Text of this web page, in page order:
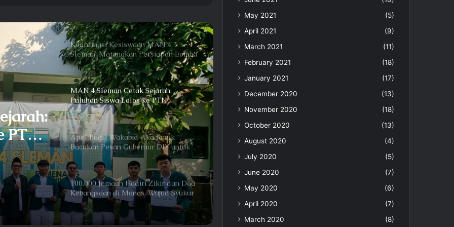
PTN
Koordinasi Kesiswaan MAN 4
Sleman: Matangkan Persiapan Lomba
hingga HUT ke-81 RI
MAN 4 Sleman Cetak Sejarah:
Puluhan Siswa Lolos ke PTN
Ternama
Apel Pagi : Wakabid Akademik
Bacakan Pesan Gubernur DIY untuk
Generasi Emas
100.000 Jemaah Hadiri Zikir dan Doa
Kebangsaan di Monas, Wujud Syukur
atas Kemerdekaan Indonesia
Pengajian Keluarga Besar MAN 4
Sleman Perkuat Sinergi, Gus Syarif
May 2021
(5)
April 2021
(9)
March 2021
(11)
February 2021
(18)
January 2021
(17)
December 2020
(13)
November 2020
(18)
October 2020
(13)
August 2020
(4)
July 2020
(5)
June 2020
(7)
May 2020
(6)
April 2020
(7)
March 2020
(8)